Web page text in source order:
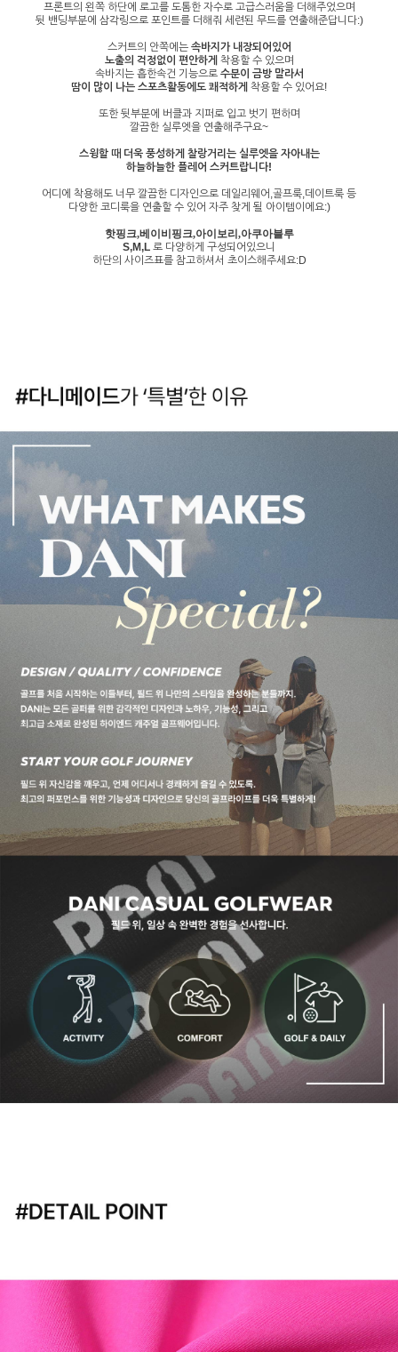
프론트의 왼쪽 하단에 로고를 도톰한 자수로 고급스러움을 더해주었으며
뒷 밴딩부분에 삼각링으로 포인트를 더해줘 세련된 무드를 연출해준답니다:)
스커트의 안쪽에는 속바지가 내장되어있어
노출의 걱정없이 편안하게 착용할 수 있으며
속바지는 흡한속건 기능으로수분이 금방 말라서
땀이 많이 나는 스포츠활동에도 쾌적하게 착용할 수 있어요!
또한 뒷부분에 버클과 지퍼로 입고 벗기 편하며
깔끔한 실루엣을 연출해주구요~
스윙할 때 더욱 풍성하게 찰랑거리는 실루엣을 자아내는
하늘하늘한 플레어 스커트랍니다!
어디에 착용해도 너무 깔끔한 디자인으로 데일리웨어,골프룩,데이트룩 등
다양한 코디룩을 연출할 수 있어 자주 찾게 될 아이템이에요:)
핫핑크,베이비핑크,아이보리,아쿠아블루
S,M,L 로 다양하게 구성되어있으니
하단의 사이즈표를 참고하셔서 초이스해주세요:D